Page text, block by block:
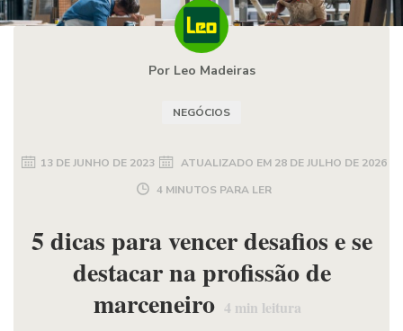
Por Leo Madeiras
NEGÓCIOS
13 DE JUNHO DE 2023 ATUALIZADO EM 28 DE JULHO DE 2026
4 MINUTOS PARA LER
5 dicas para vencer desafios e se
destacar na profissão de
marceneiro 4 min leitura